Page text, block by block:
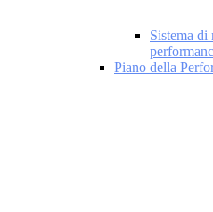
Sistema di
Piano della